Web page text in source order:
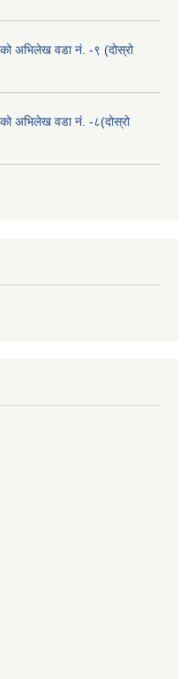
अभिलेख वडा नं. -९ (दोस्रो
अभिलेख वडा नं. -८(दोस्रो